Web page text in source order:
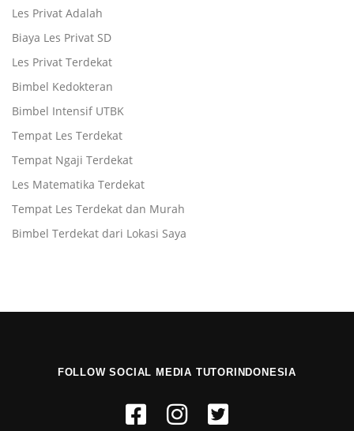
Les Privat Adalah
Biaya Les Privat SD
Les Privat Terdekat
Bimbel Kedokteran
Bimbel Intensif UTBK
Tempat Les Terdekat
Tempat Ngaji Terdekat
Les Matematika Terdekat
Tempat Les Terdekat dan Murah
Bimbel Terdekat dari Lokasi Saya
FOLLOW SOCIAL MEDIA TUTORINDONESIA